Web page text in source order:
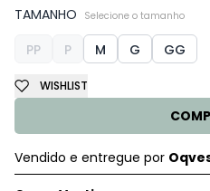
TAMANHO Selecione o tamanho
PP P M G GG
WISHLIST
Vendido e entregue por